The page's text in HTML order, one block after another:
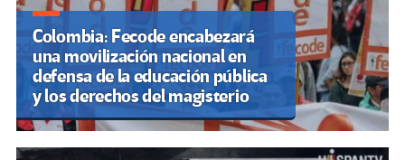
Colombia: Fecode encabezará
una movilización nacional en
defensa de la educación pública
y los derechos del magisterio